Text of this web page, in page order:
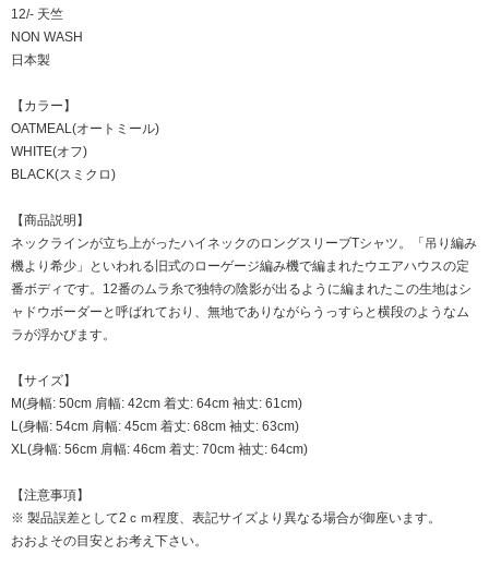
12/- 天竺
NON WASH
日本製
【カラー】
OATMEAL(オートミール)
WHITE(オフ)
BLACK(スミクロ)
【商品説明】
ネックラインが立ち上がったハイネックのロングスリーブTシャツ。「吊り編み
機より希少」といわれる旧式のローゲージ編み機で編まれたウエアハウスの定
番ボディです。12番のムラ糸で独特の陰影が出るように編まれたこの生地はシ
ャドウボーダーと呼ばれており、無地でありながらうっすらと横段のようなム
ラが浮かびます。
【サイズ】
M(身幅: 50cm 肩幅: 42cm 着丈: 64cm 袖丈: 61cm)
L(身幅: 54cm 肩幅: 45cm 着丈: 68cm 袖丈: 63cm)
XL(身幅: 56cm 肩幅: 46cm 着丈: 70cm 袖丈: 64cm)
【注意事項】
※ 製品誤差として2ｃｍ程度、表記サイズより異なる場合が御座います。
おおよその目安とお考え下さい。